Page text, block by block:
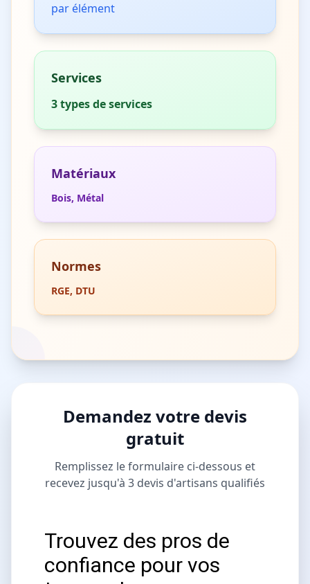
par élément
Services
3types de services
Matériaux
Bois, Métal
Normes
RGE, DTU
Demandez votre devis
gratuit
Remplissez le formulaire ci-dessous et
recevez jusqu'à 3 devis d'artisans qualifiés
Trouvez des pros de
confiance pour vos